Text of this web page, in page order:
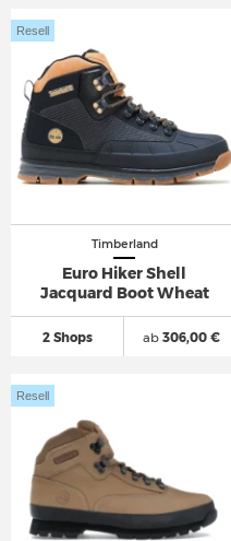
Timberland
Euro Hiker Shell
Jacquard Boot Wheat
2 Shops
Resell
ab306,00 €
Resell